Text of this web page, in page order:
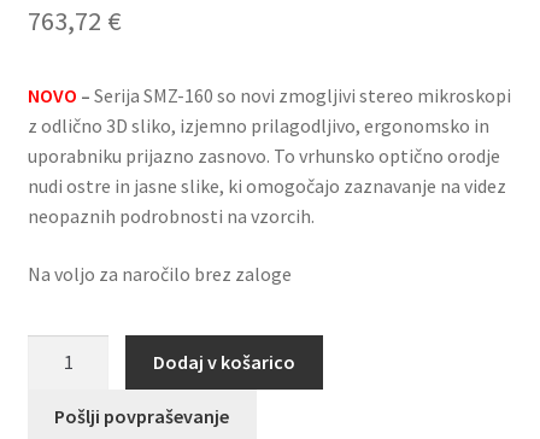
763,72 €
NOVO – Serija SMZ-160 so novi zmogljivi stereo mikroskopi
z odlično 3D sliko, izjemno prilagodljivo, ergonomsko in
uporabniku prijazno zasnovo. To vrhunsko optično orodje
nudi ostre in jasne slike, ki omogočajo zaznavanje na videz
neopaznih podrobnosti na vzorcih.
Na voljo za naročilo brez zaloge
mikroskop
Dodaj v košarico
Pošlji povpraševanje